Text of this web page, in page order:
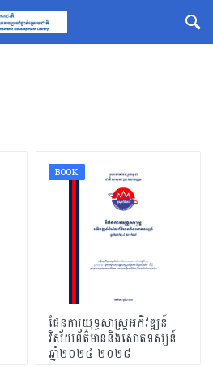
BOOK
ផែនការយុទ្ធសាស្ត្រអភិវឌ្ឍន៍
វិស័យព័ត៌មាននិងសោតទស្សន៍
ឆ្នាំ២០២៤ ២០២៨